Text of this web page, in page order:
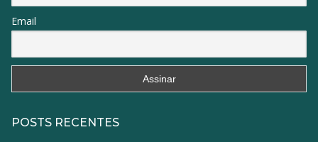
Email
POSTS RECENTES